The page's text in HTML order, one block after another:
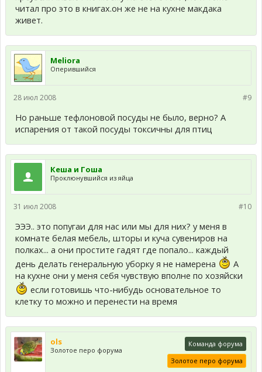
читал про это в книгах.он же не на кухне макдака
живет.
Meliora
Оперившийся
#9
28 июл 2008
Но раньше тефлоновой посуды не было, верно? А
испарения от такой посуды токсичны для птиц
Кеша и Гоша
Проклюнувшийся из яйца
#10
31 июл 2008
ЭЭЭ.. это попугаи для нас или мы для них? у меня в
комнате белая мебель, шторы и куча сувениров на
полках... а они простите гадят где попало... каждый
день делать генеральную уборку я не намерена
А
на кухне они у меня себя чувствую вполне по хозяйски
если готовишь что-нибудь основательное то
клетку то можно и перенести на время
ols
Золотое перо форума
Команда форума
Золотое перо форума